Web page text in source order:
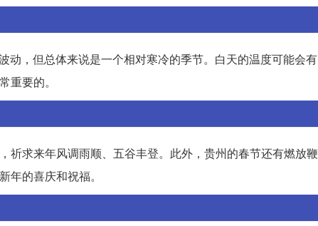
动，但总体来说是一个相对寒冷的季节。白天的温度可能会有
重要的。
祈求来年风调雨顺、五谷丰登。此外，贵州的春节还有燃放鞭
的喜庆和祝福。